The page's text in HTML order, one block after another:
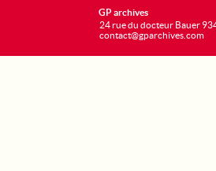
GP archives
24 rue du docteur Bauer
contact@gparchives.com